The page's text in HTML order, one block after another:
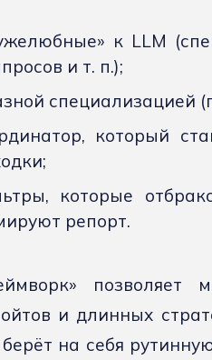
к LLM
и т. п.);
специализацией
который
которые
репорт.
позволяет
и длинных
на себя